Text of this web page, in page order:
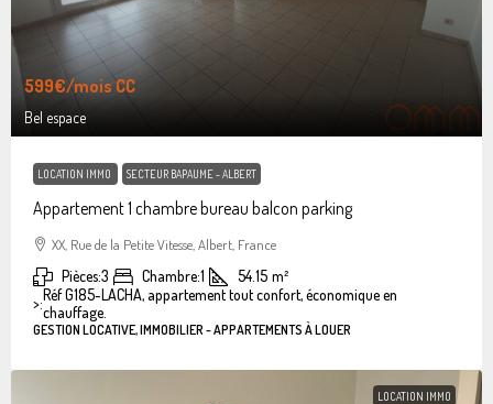
599€/mois CC
Bel espace
LOCATION IMMO SECTEUR BAPAUME - ALBERT
Appartement 1 chambre bureau balcon parking
XX, Rue de la Petite Vitesse, Albert, France
Pièces:3 Chambre:1 54.15 m²
>:Réf G185-LACHA, appartement tout confort, économique en
chauffage.
GESTION LOCATIVE, IMMOBILIER - APPARTEMENTS À LOUER
LOCATION IMMO